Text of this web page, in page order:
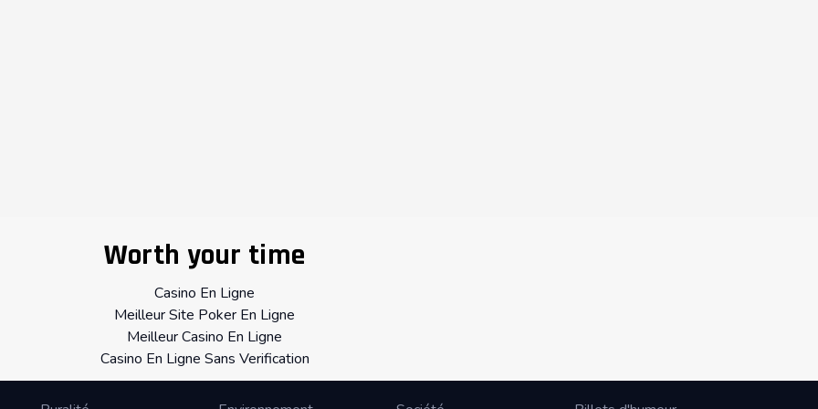
Worth your time
Casino En Ligne
Meilleur Site Poker En Ligne
Meilleur Casino En Ligne
Casino En Ligne Sans Verification